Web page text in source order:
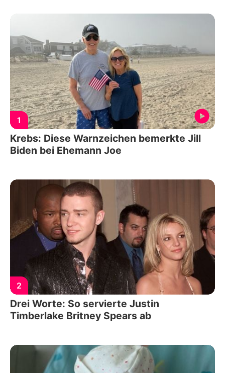
1
Krebs: Diese Warnzeichen bemerkte Jill
Biden bei Ehemann Joe
2
Drei Worte: So servierte Justin
Timberlake Britney Spears ab